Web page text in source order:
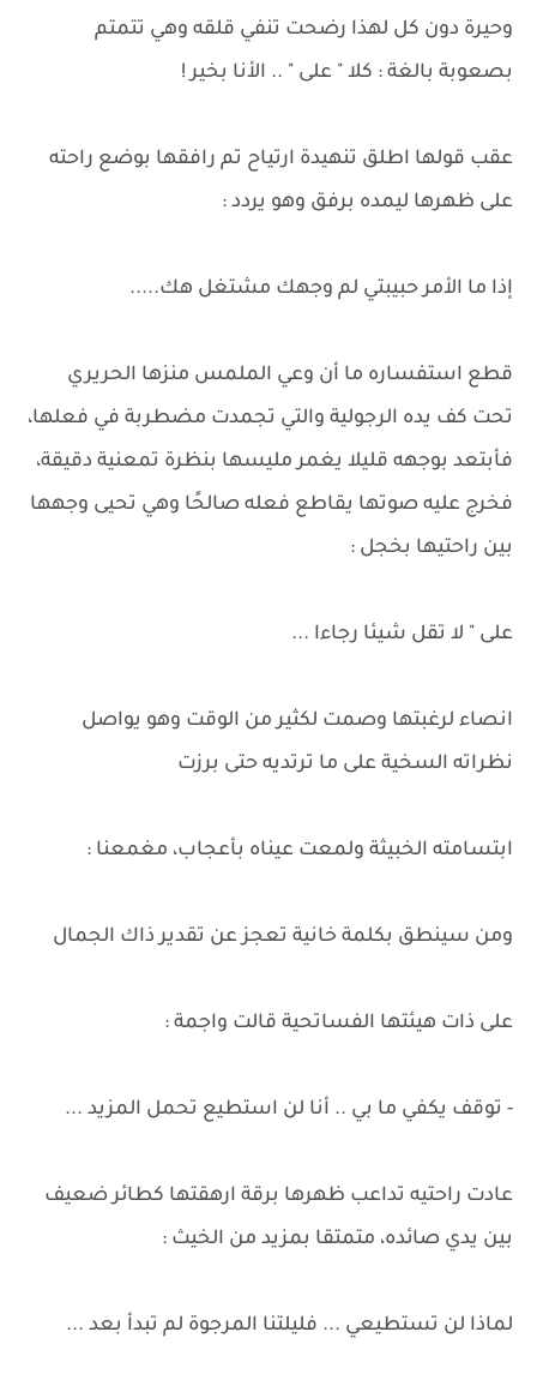
وحيرة دون كل لهذا رضحت تنفي قلقه وهي تتمتم
بصعوبة بالغة : كلا " على " .. الأنا بخير !
عقب قولها اطلق تنهيدة ارتياح تم رافقها بوضع راحته
على ظهرها ليمده برفق وهو يردد :
إذا ما الأمر حبيبتي لم وجهك مشتغل هك.....
قطع استفساره ما أن وعي الملمس منزها الحريري
تحت كف يده الرجولية والتي تجمدت مضطربة في فعلها،
فأبتعد بوجهه قليلا يغمر مليسها بنظرة تمعنية دقيقة،
فخرج عليه صوتها يقاطع فعله صالحًا وهي تحيى وجهها
بين راحتيها بخجل :
على " لا تقل شيئا رجاءا ...
انصاء لرغبتها وصمت لكثير من الوقت وهو يواصل
نظراته السخية على ما ترتديه حتى برزت
ابتسامته الخبيثة ولمعت عيناه بأعجاب، مغمعنا :
ومن سينطق بكلمة خانية تعجز عن تقدير ذاك الجمال
على ذات هيئتها الفساتحية قالت واجمة :
- توقف يكفي ما بي .. أنا لن استطيع تحمل المزيد ...
عادت راحتيه تداعب ظهرها برقة ارهقتها كطائر ضعيف
بين يدي صائده، متمتقا بمزيد من الخيث :
لماذا لن تستطيعي ... فليلتنا المرجوة لم تبدأ بعد ...